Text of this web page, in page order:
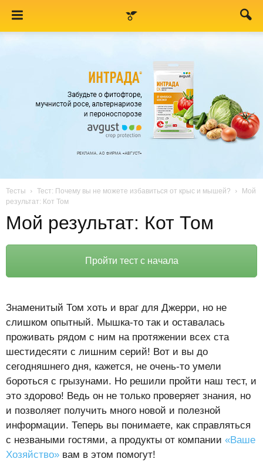
Тесты Тест: Почему вы не можете избавиться от крыс и мышей?
Мой
результат: Кот Том
Мой результат: Кот Том
Пройти тест с начала
Знаменитый Том хоть и враг для Джерри, но не
слишком опытный. Мышка-то так и оставалась
проживать рядом с ним на протяжении всех ста
шестидесяти с лишним серий! Вот и вы до
сегодняшнего дня, кажется, не очень-то умели
бороться с грызунами. Но решили пройти наш тест, и
это здорово! Ведь он не только проверяет знания, но
и позволяет получить много новой и полезной
информации. Теперь вы понимаете, как справляться
с незваными гостями, а продукты от компании «Ваше
Хозяйство» вам в этом помогут!